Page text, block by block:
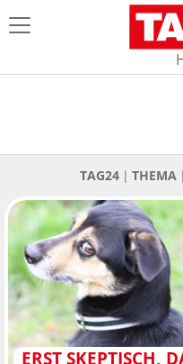
TAG24 THEMA
ERST SKEPTISCH,